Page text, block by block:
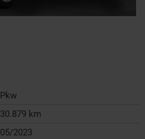
Pkw
30.879 km
05/2023